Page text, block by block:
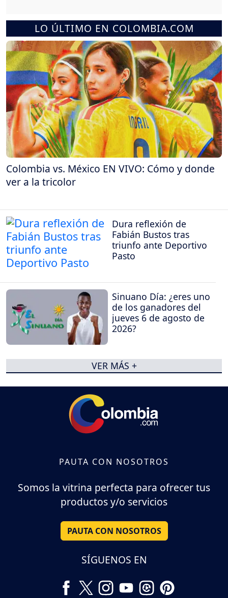
LO ÚLTIMO EN COLOMBIA.COM
Colombia vs. México EN VIVO: Cómo y donde
ver a la tricolor
Dura reflexión de
Fabián Bustos tras
triunfo ante Deportivo
Pasto
Sinuano Día: ¿eres uno
de los ganadores del
jueves 6 de agosto de
2026?
VER MÁS +
PAUTA CON NOSOTROS
Somos la vitrina perfecta para ofrecer tus
productos y/o servicios
PAUTA CON NOSOTROS
SÍGUENOS EN